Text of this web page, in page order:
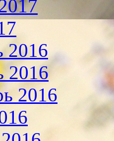
2016
2016
2016